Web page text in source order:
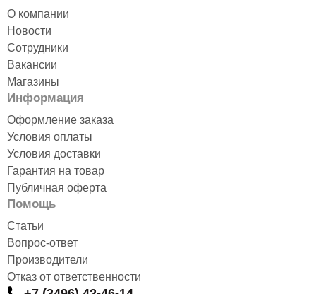
О компании
Новости
Сотрудники
Вакансии
Магазины
Информация
Оформление заказа
Условия оплаты
Условия доставки
Гарантия на товар
Публичная оферта
Помощь
Статьи
Вопрос-ответ
Производители
Отказ от ответственности